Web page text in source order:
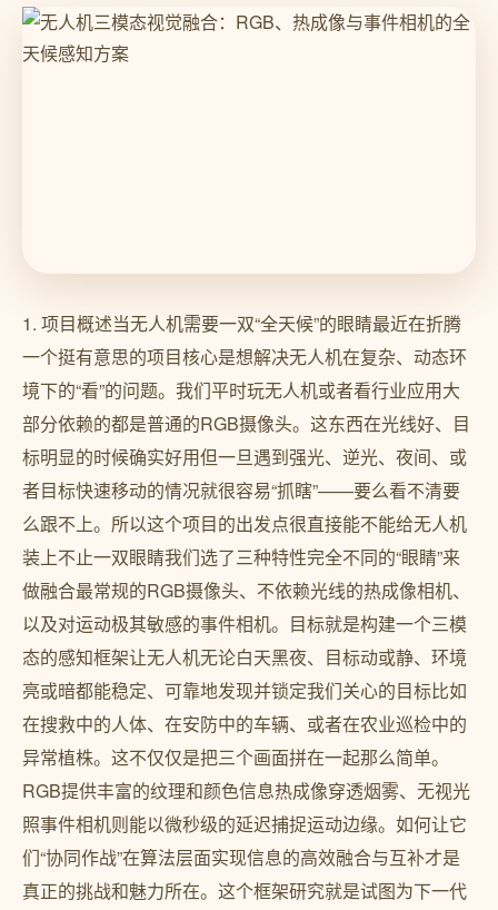
1. 项目概述当无人机需要一双“全天候”的眼睛最近在折腾
一个挺有意思的项目核心是想解决无人机在复杂、动态环
境下的“看”的问题。我们平时玩无人机或者看行业应用大
部分依赖的都是普通的RGB摄像头。这东西在光线好、目
标明显的时候确实好用但一旦遇到强光、逆光、夜间、或
者目标快速移动的情况就很容易“抓瞎”——要么看不清要
么跟不上。所以这个项目的出发点很直接能不能给无人机
装上不止一双眼睛我们选了三种特性完全不同的“眼睛”来
做融合最常规的RGB摄像头、不依赖光线的热成像相机、
以及对运动极其敏感的事件相机。目标就是构建一个三模
态的感知框架让无人机无论白天黑夜、目标动或静、环境
亮或暗都能稳定、可靠地发现并锁定我们关心的目标比如
在搜救中的人体、在安防中的车辆、或者在农业巡检中的
异常植株。这不仅仅是把三个画面拼在一起那么简单。
RGB提供丰富的纹理和颜色信息热成像穿透烟雾、无视光
照事件相机则能以微秒级的延迟捕捉运动边缘。如何让它
们“协同作战”在算法层面实现信息的高效融合与互补才是
真正的挑战和魅力所在。这个框架研究就是试图为下一代